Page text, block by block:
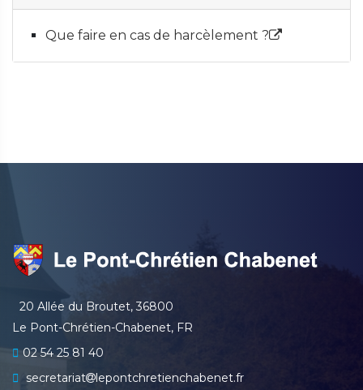
Que faire en cas de harcèlement ?
20 Allée du Broutet, 36800
Le Pont-Chrétien-Chabenet, FR
02 54 25 81 40
secretariat
lepontchretienchabenet.fr